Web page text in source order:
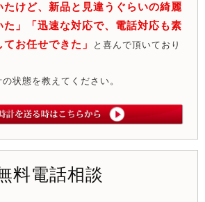
たけど、新品と見違うぐらいの綺麗
」「迅速な対応で、電話対応も素
お任せできた」
と喜んで頂いており
状態を教えてください。
料電話相談